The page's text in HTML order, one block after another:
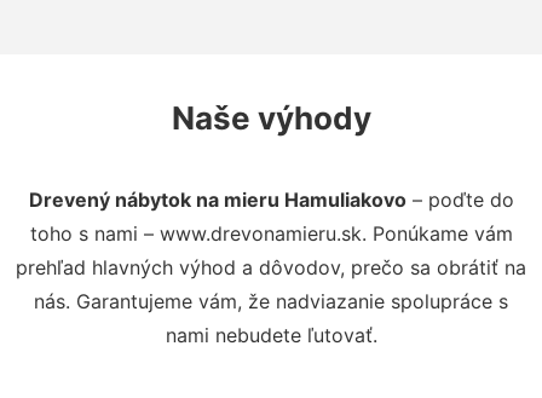
Naše výhody
Drevený nábytok na mieru Hamuliakovo– poďte do
toho s nami – www.drevonamieru.sk. Ponúkame vám
prehľad hlavných výhod a dôvodov, prečo sa obrátiť na
nás. Garantujeme vám, že nadviazanie spolupráce s
nami nebudete ľutovať.